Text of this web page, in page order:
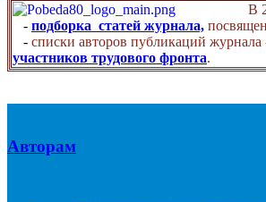
В
- подборка статей журнала,
- списки авторов публикаций журнала
участников трудового фронта.
Авторам